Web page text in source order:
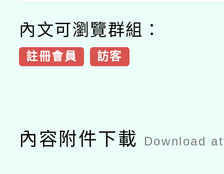
內文可瀏覽群組：
註冊會員 訪客
內容附件下載 Download